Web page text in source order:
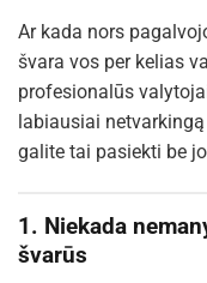
Ar kada nors
švara vos per kelias
profesionalūs
labiausiai
galite tai pasiekti be
1. Niekada
švarūs